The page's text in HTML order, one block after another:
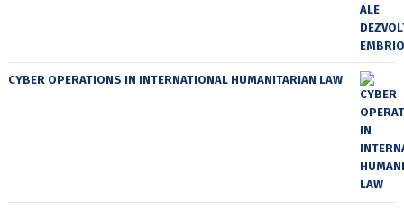
CYBER OPERATIONS IN INTERNATIONAL HUMANITARIAN LAW